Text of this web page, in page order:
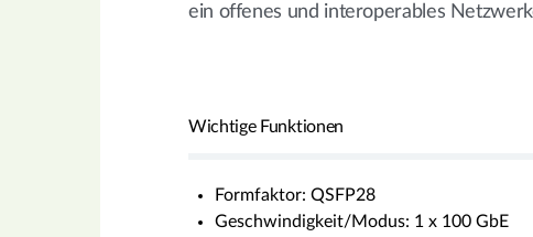
ein offenes und interoperables
Wichtige Funktionen
Formfaktor: QSFP28
Geschwindigkeit/Modus: 1 x 100 GbE